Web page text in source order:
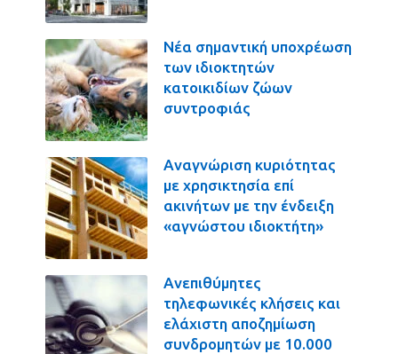
Νέα σημαντική υποχρέωση
των ιδιοκτητών
κατοικιδίων ζώων
συντροφιάς
Αναγνώριση κυριότητας
με χρησικτησία επί
ακινήτων με την ένδειξη
«αγνώστου ιδιοκτήτη»
Ανεπιθύμητες
τηλεφωνικές κλήσεις και
ελάχιστη αποζημίωση
συνδρομητών με 10.000